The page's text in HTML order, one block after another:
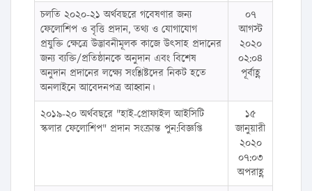
চলতি ২০২০-২১ অর্থবছরে গবেষণার জন্য
ফেলোশিপ ও বৃত্তি প্রদান, তথ্য ও যোগাযোগ
প্রযুক্তি ক্ষেত্রে উদ্ভাবনীমূলক কাজে উৎসাহ প্রদানের
জন্য ব্যক্তি/প্রতিষ্ঠানকে অনুদান এবং বিশেষ
অনুদান প্রদানের লক্ষ্যে সংশ্লিষ্টদের নিকট হতে
অনলাইনে আবেদনপত্র আহ্বান।
০৭
আগস্ট
২০২০
০২:০৪
পূর্বাহ্ণ
২০১৯-২০ অর্থবছরে "হাই-প্রোফাইল আইসিটি
স্কলার ফেলোশিপ" প্রদান সংক্রান্ত পুন:বিজ্ঞপ্তি
১৫
জানুয়ারী
২০২০
০৭:০৩
অপরাহ্ণ